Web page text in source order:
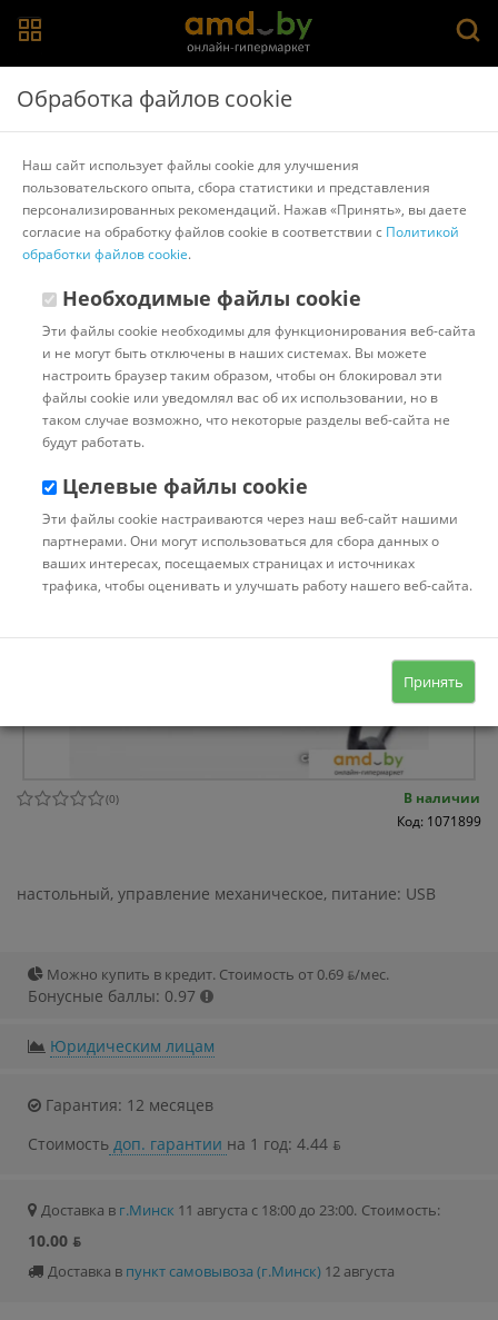
Главная > Каталог товаров
Вентиляторы и охладители
воздуха > Sundays
Вентилятор Sundays Home QT-U401A (черный)
Другие товары Sundays
(0)
В наличии
Код: 1071899
настольный, управление механическое, питание: USB
Можно купить в кредит. Стоимость от 0.69 ƃ/мec.
Бонусные баллы: 0.97
Юридическим лицам
Гарантия: 12 месяцев
Стоимость доп. гарантии на 1 год: 4.44 ƃ
Доставка в г.Минск 11 августа с 18:00 до 23:00. Стоимость:
10.00 ƃ
Доставка в пункт самовывоза (г.Минск) 12 августа
Обработка файлов cookie
Наш сайт использует файлы cookie для улучшения
пользовательского опыта, сбора статистики и представления
персонализированных рекомендаций. Нажав «Принять», вы даете
согласие на обработку файлов cookie в соответствии с Политикой
обработки файлов cookie.
Необходимые файлы cookie
Эти файлы cookie необходимы для функционирования веб-сайта
и не могут быть отключены в наших системах. Вы можете
настроить браузер таким образом, чтобы он блокировал эти
файлы cookie или уведомлял вас об их использовании, но в
таком случае возможно, что некоторые разделы веб-сайта не
будут работать.
Целевые файлы cookie
Эти файлы cookie настраиваются через наш веб-сайт нашими
партнерами. Они могут использоваться для сбора данных о
ваших интересах, посещаемых страницах и источниках
трафика, чтобы оценивать и улучшать работу нашего веб-сайта.
Принять